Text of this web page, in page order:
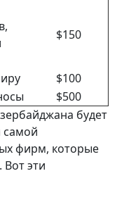
$150
$100
$500
будет
самой
фирм, которые
эти